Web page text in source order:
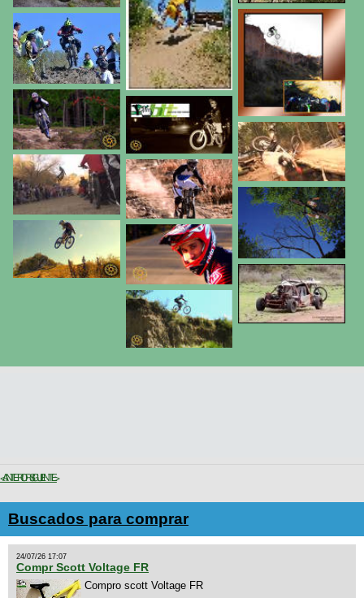
< ANTERIORSIGUIENTE >
Buscados para comprar
24/07/26 17:07
Compr Scott Voltage FR
Compro scott Voltage FR